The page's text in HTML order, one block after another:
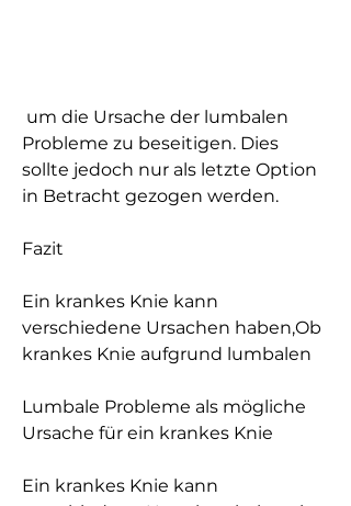
Probleme zu beseitigen. Dies
sollte jedoch nur als letzte Option
in Betracht gezogen werden.
Fazit
Ein krankes Knie kann
verschiedene Ursachen haben,Ob
krankes Knie aufgrund lumbalen
Lumbale Probleme als mögliche
Ursache für ein krankes Knie
Ein krankes Knie kann